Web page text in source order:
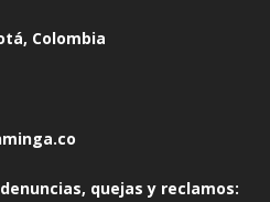
Colombia
quejas y reclamos: